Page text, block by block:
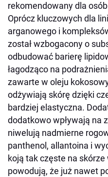
rekomendowany dla
Oprócz kluczowych dla
arganowego i
został wzbogacony o
odbudować barierę
łagodząco na
zawarte w oleju
odżywiają skórę dzięki
bardziej elastyczna.
dodatkowo wpływają na
niwelują nadmierne
panthenol, allantoina i
koją tak częste na
powodują, że już nawet